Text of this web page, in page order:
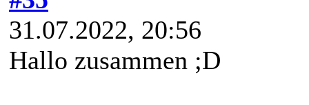
31.07.2022, 20:56
Hallo zusammen ;D